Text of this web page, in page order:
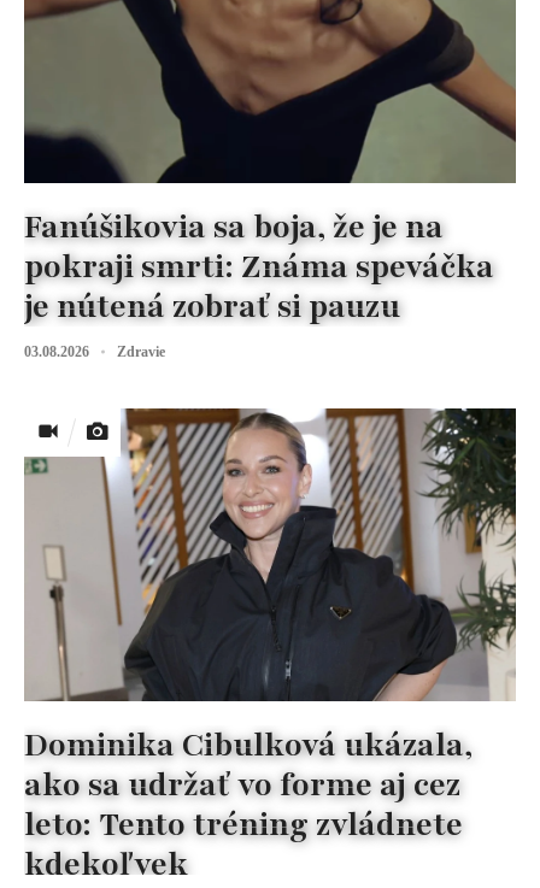
Fanúšikovia sa boja, že je na
pokraji smrti: Známa speváčka
je nútená zobrať si pauzu
03.08.2026 Zdravie
Dominika Cibulková ukázala,
ako sa udržať vo forme aj cez
leto: Tento tréning zvládnete
kdekoľvek